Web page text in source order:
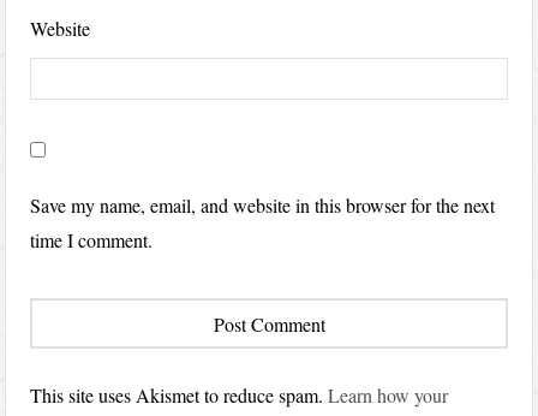
Website
Save my name, email, and website in this browser for the next
time I comment.
This site uses Akismet to reduce spam.Learn how your